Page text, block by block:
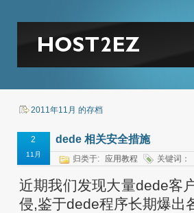
2011年11月 的存档
2
11月
dede 相关安全措施
归类于: 应用教程 关键词：
近期我们发现大量dede客
侵,鉴于dede程序长期爆出